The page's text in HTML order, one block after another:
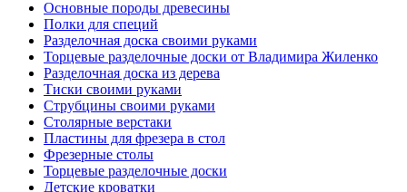
Основные породы древесины
Полки для специй
Разделочная доска своими руками
Торцевые разделочные доски от Владимира Жиленко
Разделочная доска из дерева
Тиски своими руками
Струбцины своими руками
Столярные верстаки
Пластины для фрезера в стол
Фрезерные столы
Торцевые разделочные доски
Детские кроватки